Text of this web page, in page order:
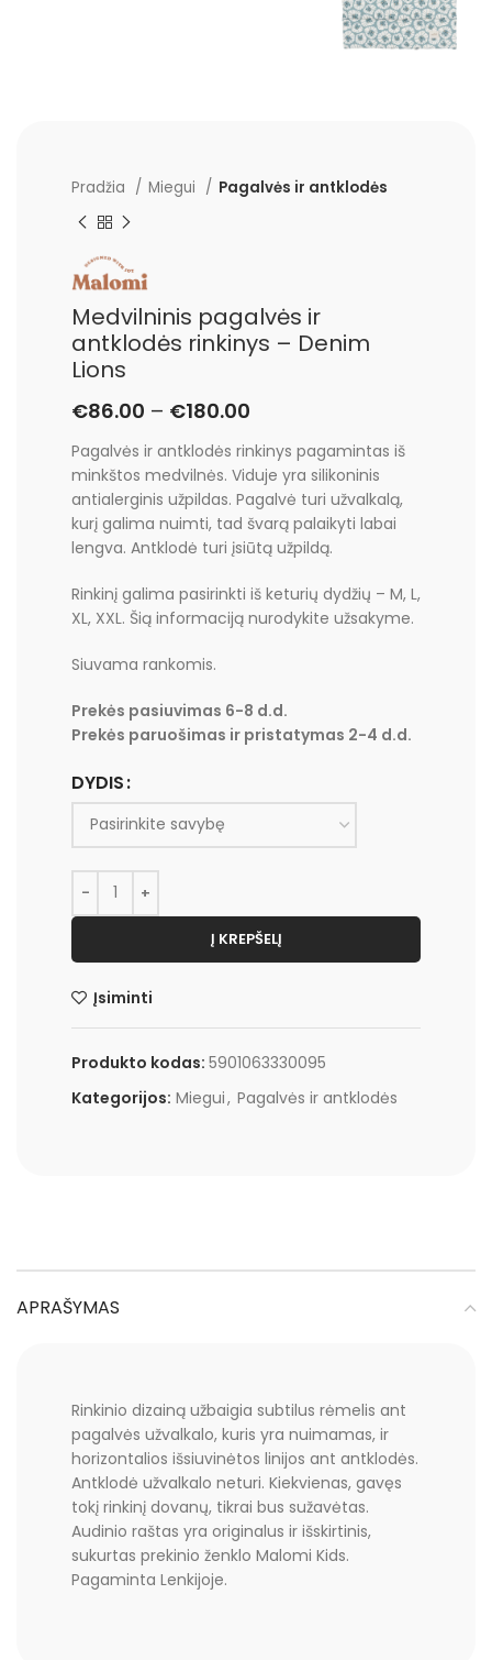
Pradžia Miegui Pagalvės ir antklodės
Medvilninis pagalvės ir
antklodės rinkinys – Denim
Lions
€86.00 – €180.00
Pagalvės ir antklodės rinkinys pagamintas iš
minkštos medvilnės. Viduje yra silikoninis
antialerginis užpildas. Pagalvė turi užvalkalą,
kurį galima nuimti, tad švarą palaikyti labai
lengva. Antklodė turi įsiūtą užpildą.
Rinkinį galima pasirinkti iš keturių dydžių – M, L,
XL, XXL. Šią informaciją nurodykite užsakyme.
Siuvama rankomis.
Prekės pasiuvimas 6-8 d.d.
Prekės paruošimas ir pristatymas 2-4 d.d.
DYDIS
Į KREPŠELĮ
Įsiminti
Produkto kodas: 5901063330095
Kategorijos: Miegui, Pagalvės ir antklodės
APRAŠYMAS
Rinkinio dizainą užbaigia subtilus rėmelis ant
pagalvės užvalkalo, kuris yra nuimamas, ir
horizontalios išsiuvinėtos linijos ant antklodės.
Antklodė užvalkalo neturi. Kiekvienas, gavęs
tokį rinkinį dovanų, tikrai bus sužavėtas.
Audinio raštas yra originalus ir išskirtinis,
sukurtas prekinio ženklo Malomi Kids.
Pagaminta Lenkijoje.